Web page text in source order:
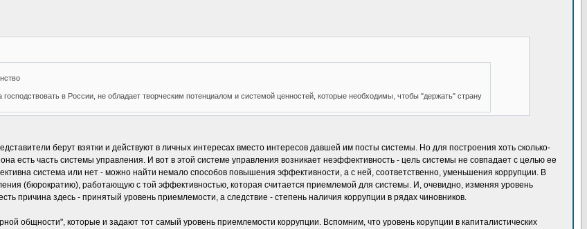
господствовать в России, не обладает творческим потенциалом и системой ценностей, которые необходимы, чтобы "держать" страну
берут взятки и действуют в личных интересах вместо интересов давшей им посты системы. Но для построения хоть сколько-
есть часть системы управления. И вот в этой системе управления возникает неэффективность - цель системы не совпадает с целью ее
система или нет - можно найти немало способов повышения эффективности, а с ней, соответственно, уменьшения коррупции. В
(бюрократию), работающую с той эффективностью, которая считается приемлемой для системы. И, очевидно, изменяя уровень
причина здесь - принятый уровень приемлемости, а следствие - степень наличия коррупции в рядах чиновников.
общности", которые и задают тот самый уровень приемлемости коррупции. Вспомним, что уровень корупции в капиталистических